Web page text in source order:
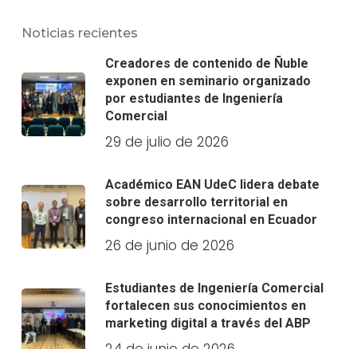
Noticias recientes
Creadores de contenido de Ñuble
exponen en seminario organizado
por estudiantes de Ingeniería
Comercial
29 de julio de 2026
Académico EAN UdeC lidera debate
sobre desarrollo territorial en
congreso internacional en Ecuador
26 de junio de 2026
Estudiantes de Ingeniería Comercial
fortalecen sus conocimientos en
marketing digital a través del ABP